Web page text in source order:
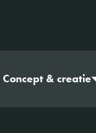
Concept & creatie